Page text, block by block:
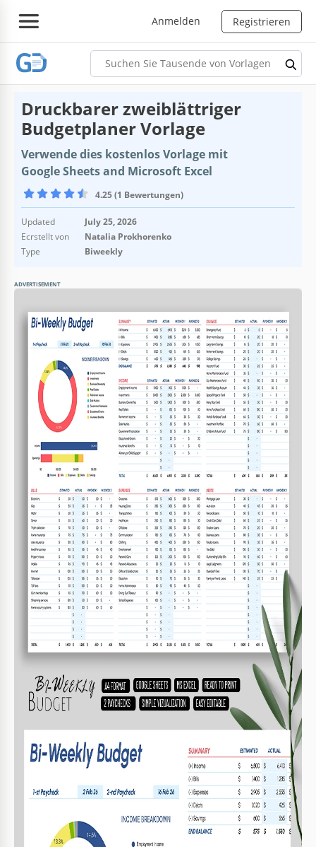
Anmelden Registrieren
Druckbarer zweiblättriger
Budgetplaner Vorlage
Verwende dies kostenlos Vorlage mit
Google Sheets and Microsoft Excel
4.25 (1 Bewertungen)
Updated
July 25, 2026
Ecrstellt von
Natalia Prokhorenko
Type
Biweekly
ADVERTISEMENT